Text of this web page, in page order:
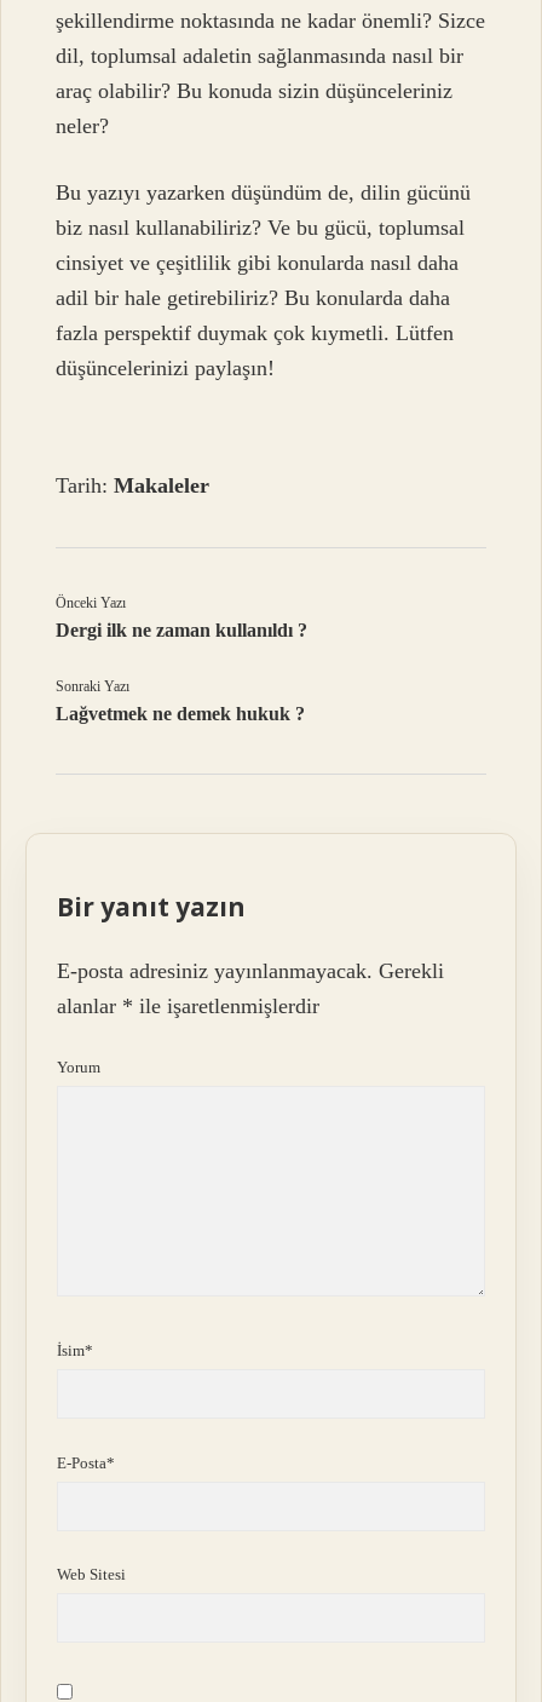
şekillendirme noktasında ne kadar önemli? Sizce
dil, toplumsal adaletin sağlanmasında nasıl bir
araç olabilir? Bu konuda sizin düşünceleriniz
neler?
Bu yazıyı yazarken düşündüm de, dilin gücünü
biz nasıl kullanabiliriz? Ve bu gücü, toplumsal
cinsiyet ve çeşitlilik gibi konularda nasıl daha
adil bir hale getirebiliriz? Bu konularda daha
fazla perspektif duymak çok kıymetli. Lütfen
düşüncelerinizi paylaşın!
Tarih:Makaleler
Önceki Yazı
Dergi ilk ne zaman kullanıldı ?
Sonraki Yazı
Lağvetmek ne demek hukuk ?
Bir yanıt yazın
E-posta adresiniz yayınlanmayacak. Gerekli
alanlar * ile işaretlenmişlerdir
Yorum
İsim*
E-Posta*
Web Sitesi